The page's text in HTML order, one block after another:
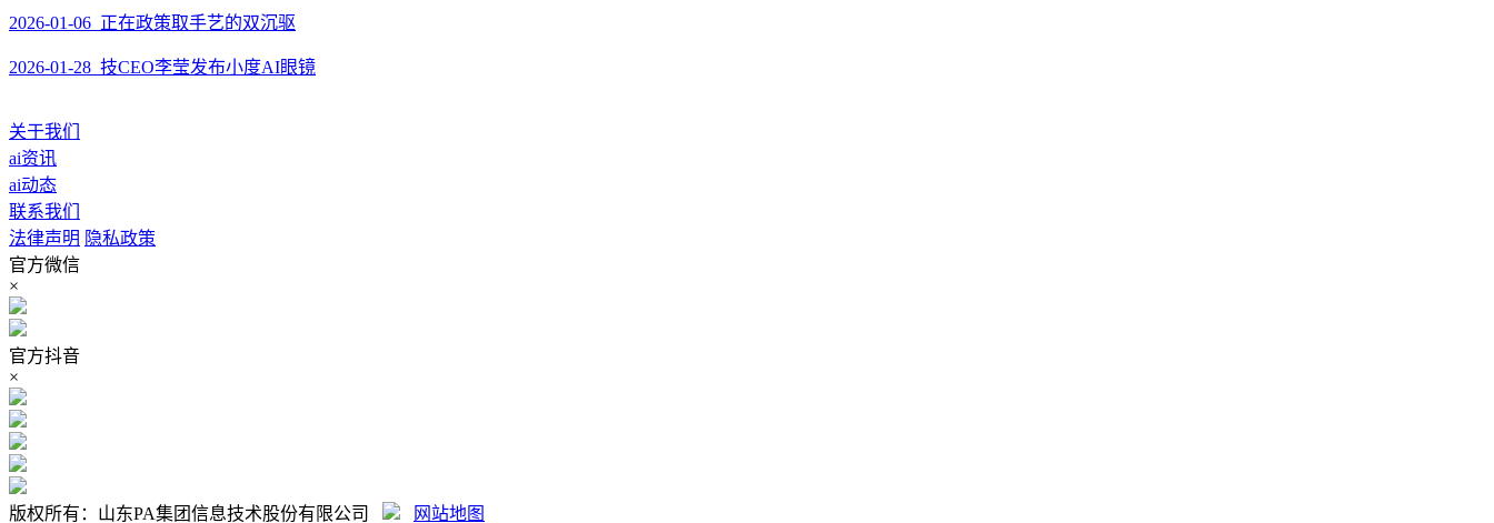
2026-01-06 正在政策取手艺的双沉驱
2026-01-28 技CEO李莹发布小度AI眼镜
关于我们
ai资讯
ai动态
联系我们
法律声明 隐私政策
官方微信
×
官方抖音
×
版权所有：山东PA集团信息技术股份有限公司 网站地图